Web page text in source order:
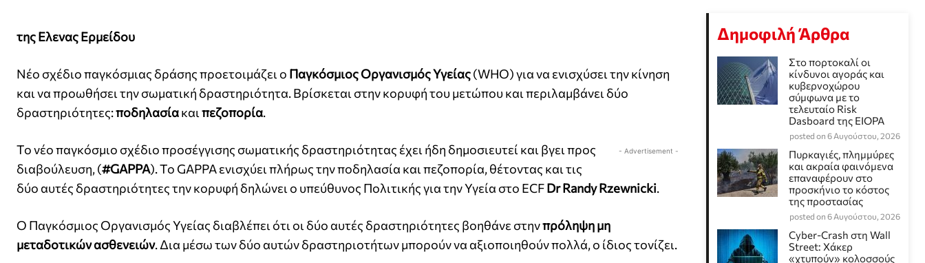
της Ελενας Ερμείδου
Νέο σχέδιο παγκόσμιας δράσης προετοιμάζει ο Παγκόσμιος Οργανισμός Υγείας(WHO) για να ενισχύσει την κίνηση
και να προωθήσει την σωματική δραστηριότητα. Bρίσκεται στην κορυφή του μετώπου και περιλαμβάνει δύο
δραστηριότητες:ποδηλασίακαιπεζοπορία.
- Advertisement -
Το νέο παγκόσμιο σχέδιο προσέγγισης σωματικής δραστηριότητας έχει ήδη δημοσιευτεί και βγει προς
διαβούλευση, (#GAPPA). Το GAPPA ενισχύει πλήρως την ποδηλασία και πεζοπορία, θέτοντας και τις
δύο αυτές δραστηριότητες την κορυφή δηλώνει ο υπεύθυνος Πολιτικής για την Υγεία στο ECFDr Randy Rzewnicki.
O Παγκόσμιος Οργανισμός Υγείας διαβλέπει ότι οι δύο αυτές δραστηριότητες βοηθάνε στηνπρόληψη μη
μεταδοτικών ασθενειών. Δια μέσω των δύο αυτών δραστηριοτήτων μπορούν να αξιοποιηθούν πολλά, ο ίδιος τονίζει.
Δημοφιλή Άρθρα
Στο πορτοκαλί οι
κίνδυνοι αγοράς και
κυβερνοχώρου
σύμφωνα με το
τελευταίο Risk
Dasboard της EIOPA
posted on 6 Αυγούστου, 2026
Πυρκαγιές, πλημμύρες
και ακραία φαινόμενα
επαναφέρουν στο
προσκήνιο το κόστος
της προστασίας
posted on 6 Αυγούστου, 2026
Cyber-Crash στη Wall
Street: Χάκερ
«χτυπούν» κολοσσούς